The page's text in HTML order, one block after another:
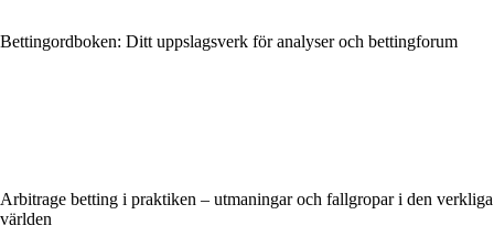
Bettingordboken: Ditt uppslagsverk för analyser och bettingforum
Arbitrage betting i praktiken – utmaningar och fallgropar i den verkliga
världen